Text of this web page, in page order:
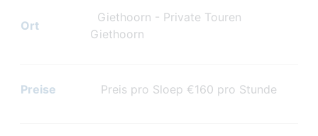
Ort
Giethoorn - Private Touren
Giethoorn
Preise Preis pro Sloep €160 pro Stunde